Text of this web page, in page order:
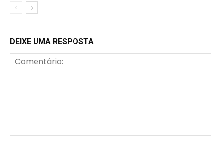
DEIXE UMA RESPOSTA